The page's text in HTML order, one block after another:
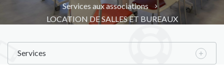
Services aux associations
LOCATION DE SALLES ET BUREAUX
Services